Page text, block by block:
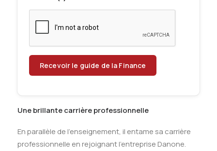
Une brillante carrière professionnelle
En parallèle de l’enseignement, il entame sa carrière
professionnelle en rejoignant l’entreprise Danone.